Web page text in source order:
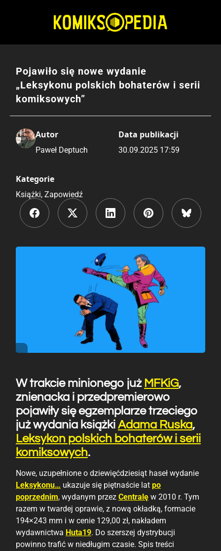
Pojawiło się nowe wydanie
„Leksykonu polskich bohaterów i serii
komiksowych”
Autor
Paweł Deptuch
Data publikacji
30.09.2025 17:59
Kategorie
Książki, Zapowiedź
W trakcie minionego już MFKiG,
znienacka i przedpremierowo
pojawiły się egzemplarze trzeciego
już wydania książki Adama Ruska,
Leksykon polskich bohaterów i serii
komiksowych.
Nowe, uzupełnione o dziewięćdziesiąt haseł wydanie
Leksykonu… ukazuje się piętnaście lat po
poprzednim, wydanym przez Centralę w 2010 r. Tym
razem w twardej oprawie, z nową okładką, formacie
194×243 mm i w cenie 129,00 zł, nakładem
wydawnictwa Huta19. Do szerszej dystrybucji
powinno trafić w niedługim czasie. Spis treści